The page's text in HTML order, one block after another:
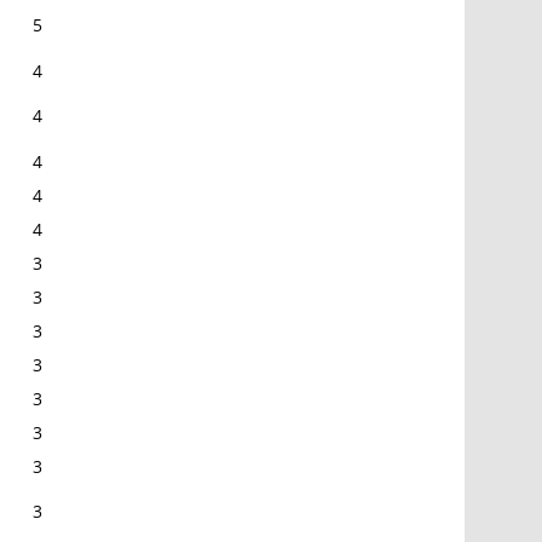
5
4
4
4
4
4
3
3
3
3
3
3
3
3